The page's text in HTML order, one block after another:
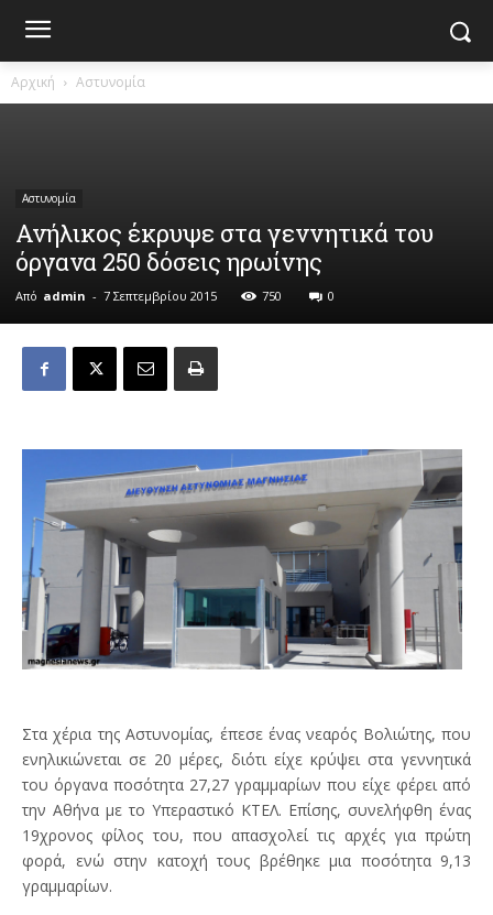
Αρχική Αστυνομία
Αστυνομία
Ανήλικος έκρυψε στα γεννητικά του
όργανα 250 δόσεις ηρωίνης
Από admin - 7 Σεπτεμβρίου 2015 750 0
Στα χέρια της Αστυνομίας, έπεσε ένας νεαρός Βολιώτης, που
ενηλικιώνεται σε 20 μέρες, διότι είχε κρύψει στα γεννητικά
του όργανα ποσότητα 27,27 γραμμαρίων που είχε φέρει από
την Αθήνα με το Υπεραστικό ΚΤΕΛ. Επίσης, συνελήφθη ένας
19χρονος φίλος του, που απασχολεί τις αρχές για πρώτη
φορά, ενώ στην κατοχή τους βρέθηκε μια ποσότητα 9,13
γραμμαρίων.